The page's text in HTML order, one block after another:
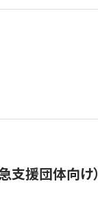
支援団体向け）